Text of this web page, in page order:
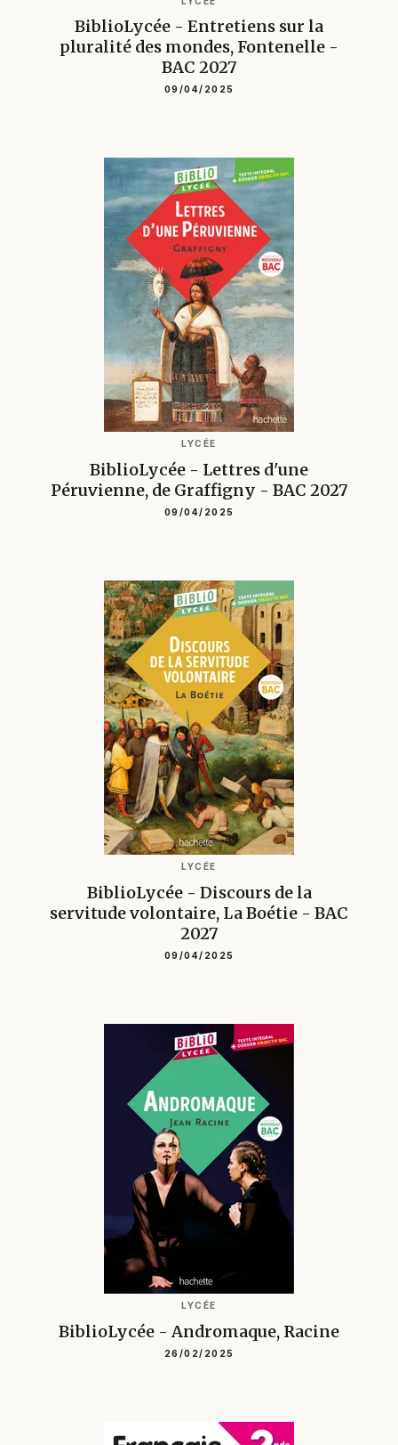
BiblioLycée - Entretiens sur la
pluralité des mondes, Fontenelle -
BAC 2027
09/04/2025
LYCÉE
BiblioLycée - Lettres d'une
Péruvienne, de Graffigny - BAC 2027
09/04/2025
LYCÉE
BiblioLycée - Discours de la
servitude volontaire, La Boétie - BAC
2027
09/04/2025
LYCÉE
BiblioLycée - Andromaque, Racine
26/02/2025